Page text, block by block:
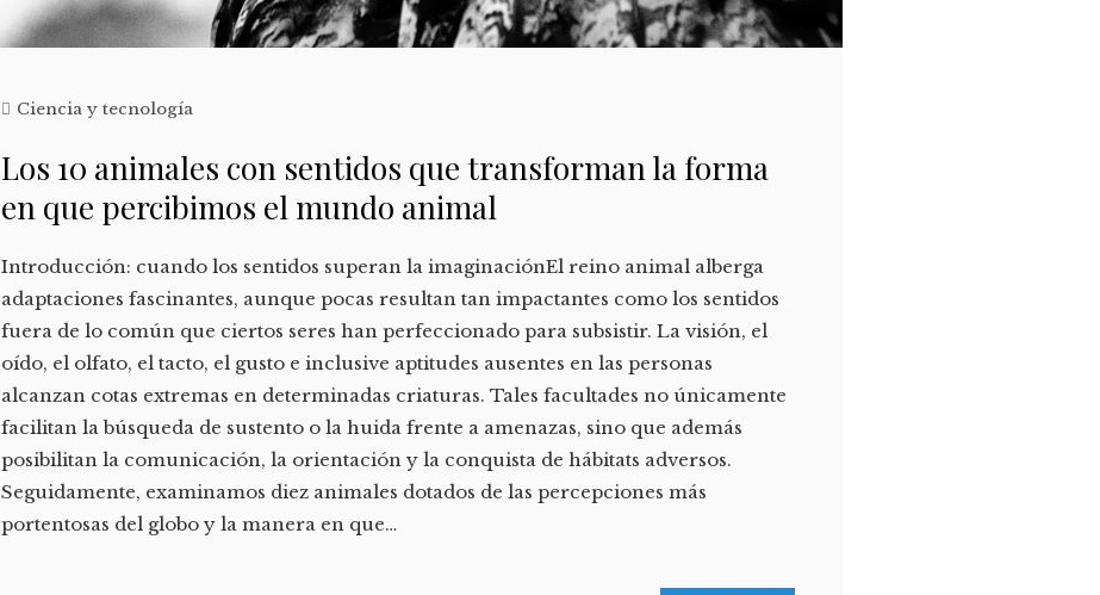
Ciencia y tecnología
Los 10 animales con sentidos que transforman la forma
en que percibimos el mundo animal
Introducción: cuando los sentidos superan la imaginaciónEl reino animal alberga
adaptaciones fascinantes, aunque pocas resultan tan impactantes como los sentidos
fuera de lo común que ciertos seres han perfeccionado para subsistir. La visión, el
oído, el olfato, el tacto, el gusto e inclusive aptitudes ausentes en las personas
alcanzan cotas extremas en determinadas criaturas. Tales facultades no únicamente
facilitan la búsqueda de sustento o la huida frente a amenazas, sino que además
posibilitan la comunicación, la orientación y la conquista de hábitats adversos.
Seguidamente, examinamos diez animales dotados de las percepciones más
portentosas del globo y la manera en que…